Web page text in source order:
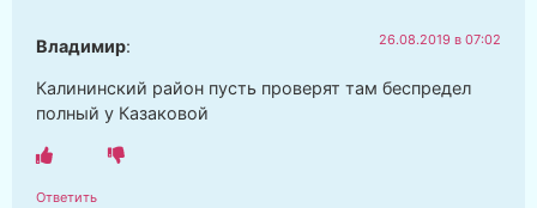
Владимир: 26.08.2019 в 07:02
Калининский район пусть проверят там беспредел
полный у Казаковой
Ответить